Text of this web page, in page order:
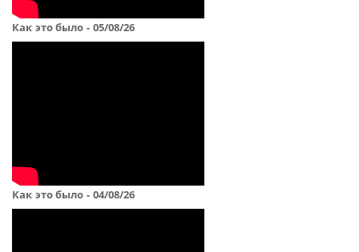
Как это было - 05/08/26
Как это было - 04/08/26